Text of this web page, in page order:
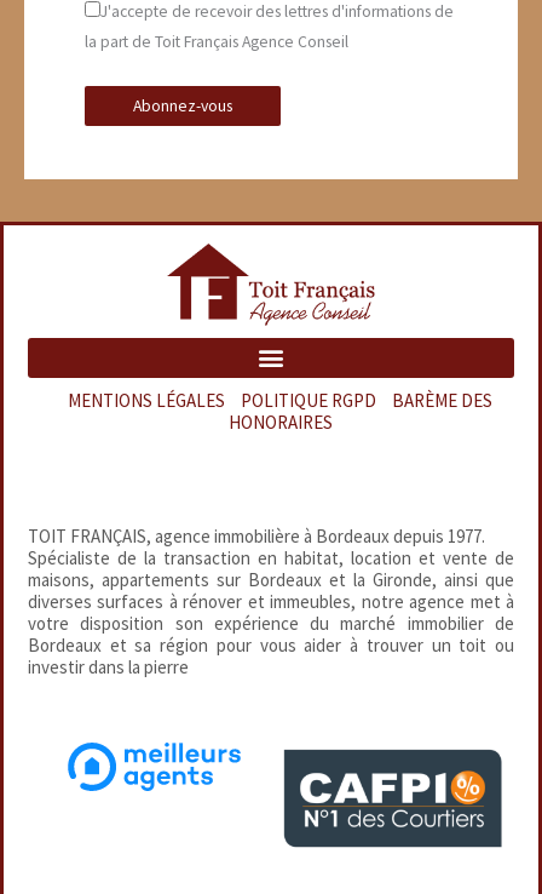
J'accepte de recevoir des lettres d'informations de
la part de Toit Français Agence Conseil
MENTIONS LÉGALES POLITIQUE RGPD
BARÈME DES
HONORAIRES
TOIT FRANÇAIS, agence immobilière à Bordeaux depuis 1977.
Spécialiste de la transaction en habitat, location et vente de
maisons, appartements sur Bordeaux et la Gironde, ainsi que
diverses surfaces à rénover et immeubles, notre agence met à
votre disposition son expérience du marché immobilier de
Bordeaux et sa région pour vous aider à trouver un toit ou
investir dans la pierre